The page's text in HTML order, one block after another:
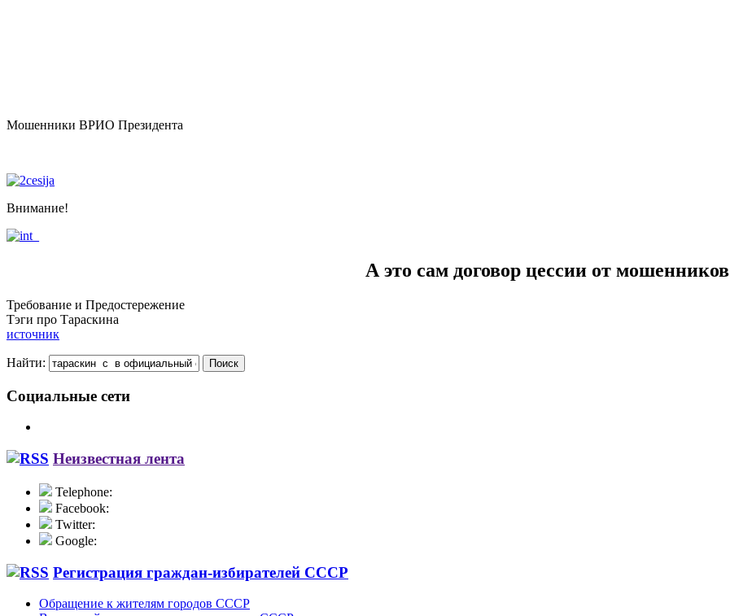
Мошенники ВРИО Президента
Внимание!
А это сам договор цессии от мошенников
Требование и Предостережение
Тэги про Тараскина
источник
Найти:
Социальные сети
Неизвестная лента
Telephone:
Facebook:
Twitter:
Google:
Регистрация граждан-избирателей СССР
Обращение к жителям городов СССР